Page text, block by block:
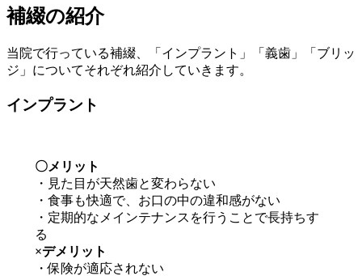
補綴の紹介
当院で行っている補綴、「インプラント」「義歯」「ブリッ
ジ」についてそれぞれ紹介していきます。
インプラント
〇メリット
・見た目が天然歯と変わらない
・食事も快適で、お口の中の違和感がない
・定期的なメインテナンスを行うことで長持ちす
る
×デメリット
・保険が適応されない